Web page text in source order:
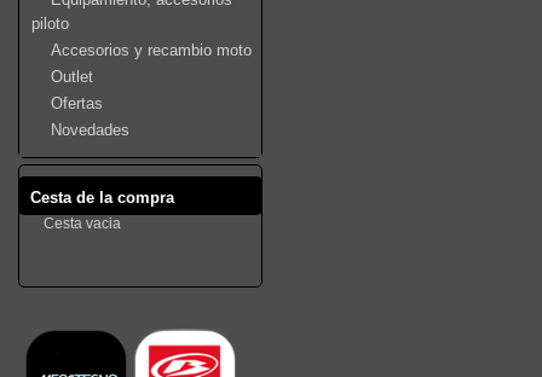
piloto
Accesorios y recambio moto
Outlet
Ofertas
Novedades
Cesta de la compra
Cesta vacia